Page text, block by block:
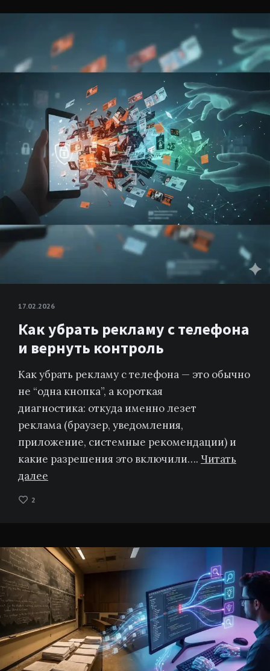
17.02.2026
Как убрать рекламу с телефона
и вернуть контроль
Как убрать рекламу с телефона — это обычно
не “одна кнопка”, а короткая
диагностика: откуда именно лезет
реклама (браузер, уведомления,
приложение, системные рекомендации) и
какие разрешения это включили…. Читать
далее
2